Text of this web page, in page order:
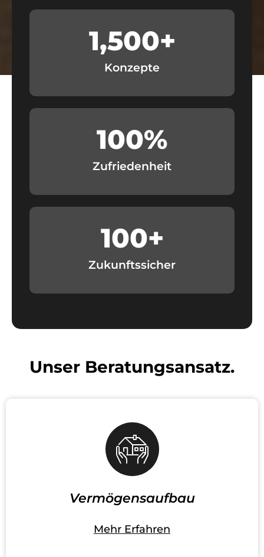
1,500+
Konzepte
100%
Zufriedenheit
100+
Zukunftssicher
Unser Beratungsansatz.
Vermögensaufbau
Mehr Erfahren